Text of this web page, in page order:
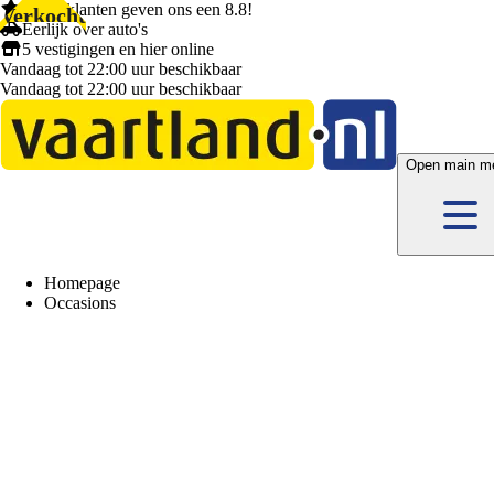
1.404 klanten geven ons een 8.8!
Eerlijk over auto's
5 vestigingen en hieronline
Vandaag tot 22:00 uur beschikbaar
Vandaag tot 22:00 uur beschikbaar
Open main
Homepage
Occasions
Verkocht